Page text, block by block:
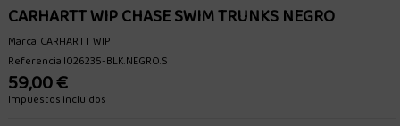
CARHARTT WIP CHASE SWIM TRUNKS NEGRO
Marca:CARHARTT WIP
ReferenciaI026235-BLK.NEGRO.S
59,00 €
Impuestos incluidos